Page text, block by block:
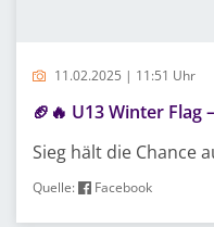
11.02.2025 | 11:51 Uhr
🏈🔥 U13 Winter Flag
Sieg hält die Chance
Quelle: Facebook